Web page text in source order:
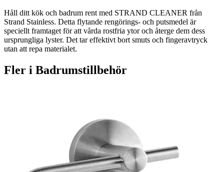
Håll ditt kök och badrum rent med STRAND CLEANER från
Strand Stainless. Detta flytande rengörings- och putsmedel är
speciellt framtaget för att vårda rostfria ytor och återge dem dess
ursprungliga lyster. Det tar effektivt bort smuts och fingeravtryck
utan att repa materialet.
Fler i Badrumstillbehör